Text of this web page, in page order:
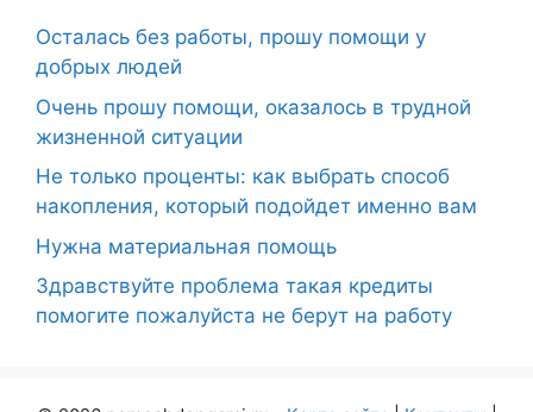
Осталась без работы, прошу помощи у
добрых людей
Очень прошу помощи, оказалось в трудной
жизненной ситуации
Не только проценты: как выбрать способ
накопления, который подойдет именно вам
Нужна материальная помощь
Здравствуйте проблема такая кредиты
помогите пожалуйста не берут на работу